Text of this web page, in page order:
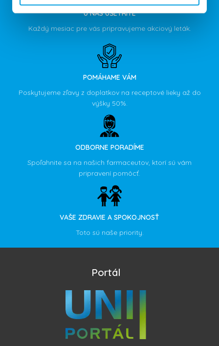
U NÁS UŠETRÍTE
Každý mesiac pre vás pripravujeme akciový leták.
POMÁHAME VÁM
Poskytujeme zľavy z doplatkov na receptové lieky až do
výšky 50%.
ODBORNE PORADÍME
Spoľahnite sa na našich farmaceutov, ktorí sú vám
pripravení pomôcť.
VAŠE ZDRAVIE A SPOKOJNOSŤ
Toto sú naše priority.
Portál